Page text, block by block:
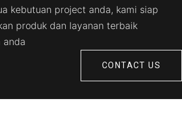
kebutuan project anda, kami siap
produk dan layanan terbaik
anda
CONTACT US